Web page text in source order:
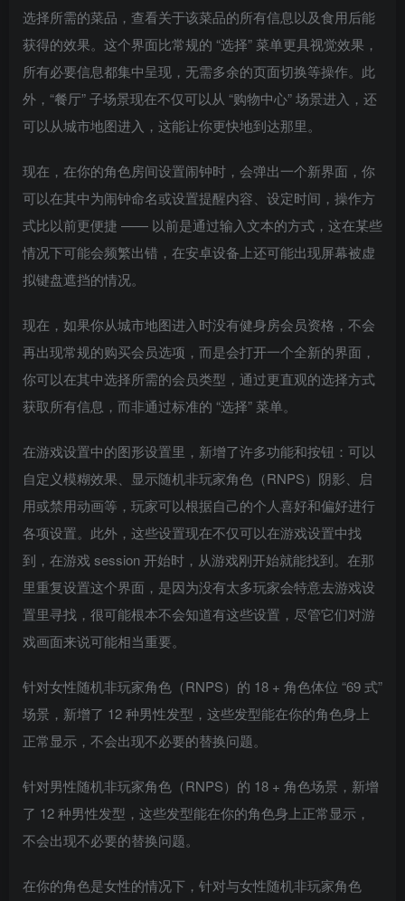
选择所需的菜品，查看关于该菜品的所有信息以及食用后能
获得的效果。这个界面比常规的 “选择” 菜单更具视觉效果，
所有必要信息都集中呈现，无需多余的页面切换等操作。此
外，“餐厅” 子场景现在不仅可以从 “购物中心” 场景进入，还
可以从城市地图进入，这能让你更快地到达那里。
现在，在你的角色房间设置闹钟时，会弹出一个新界面，你
可以在其中为闹钟命名或设置提醒内容、设定时间，操作方
式比以前更便捷 —— 以前是通过输入文本的方式，这在某些
情况下可能会频繁出错，在安卓设备上还可能出现屏幕被虚
拟键盘遮挡的情况。
现在，如果你从城市地图进入时没有健身房会员资格，不会
再出现常规的购买会员选项，而是会打开一个全新的界面，
你可以在其中选择所需的会员类型，通过更直观的选择方式
获取所有信息，而非通过标准的 “选择” 菜单。
在游戏设置中的图形设置里，新增了许多功能和按钮：可以
自定义模糊效果、显示随机非玩家角色（RNPS）阴影、启
用或禁用动画等，玩家可以根据自己的个人喜好和偏好进行
各项设置。此外，这些设置现在不仅可以在游戏设置中找
到，在游戏 session 开始时，从游戏刚开始就能找到。在那
里重复设置这个界面，是因为没有太多玩家会特意去游戏设
置里寻找，很可能根本不会知道有这些设置，尽管它们对游
戏画面来说可能相当重要。
针对女性随机非玩家角色（RNPS）的 18 + 角色体位 “69 式”
场景，新增了 12 种男性发型，这些发型能在你的角色身上
正常显示，不会出现不必要的替换问题。
针对男性随机非玩家角色（RNPS）的 18 + 角色场景，新增
了 12 种男性发型，这些发型能在你的角色身上正常显示，
不会出现不必要的替换问题。
在你的角色是女性的情况下，针对与女性随机非玩家角色